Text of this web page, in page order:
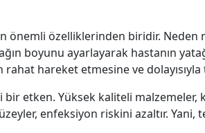
önemli özelliklerinden biridir. Neden
boyunu ayarlayarak hastanın
hareket etmesine ve dolayısıyla
etken. Yüksek kaliteli malzemeler,
enfeksiyon riskini azaltır. Yani,